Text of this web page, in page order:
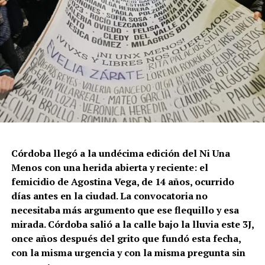
Córdoba llegó a la undécima edición del Ni Una
Menos con una herida abierta y reciente: el
femicidio de Agostina Vega, de 14 años, ocurrido
días antes en la ciudad. La convocatoria no
necesitaba más argumento que ese flequillo y esa
mirada. Córdoba salió a la calle bajo la lluvia este 3J,
once años después del grito que fundó esta fecha,
con la misma urgencia y con la misma pregunta sin